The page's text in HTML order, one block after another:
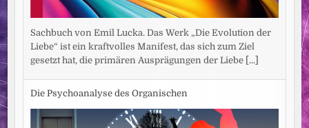
Sachbuch von Emil Lucka. Das Werk „Die Evolution der
Liebe“ ist ein kraftvolles Manifest, das sich zum Ziel
gesetzt hat, die primären Ausprägungen der Liebe [...]
Die Psychoanalyse des Organischen